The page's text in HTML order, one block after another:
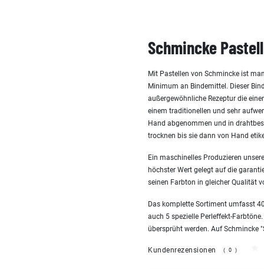
Schmincke Pastell
Mit Pastellen von Schmincke ist
Minimum an Bindemittel. Dieser
außergewöhnliche Rezeptur die
einem traditionellen und sehr
Hand abgenommen und in
trocknen bis sie dann von Hand
Ein maschinelles Produzieren
höchster Wert gelegt auf die
seinen Farbton in gleicher Qualität
Das komplette Sortiment umfasst
auch 5 spezielle Perleffekt-
übersprüht werden. Auf Schmincke
Kundenrezensionen (0)